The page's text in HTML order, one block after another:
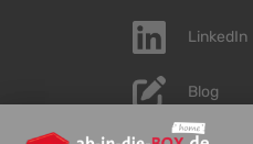
LinkedIn
Blog